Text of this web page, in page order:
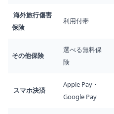
海外旅行傷害
保険
利用付帯
その他保険
選べる無料保
険
スマホ決済
Apple Pay・
Google Pay